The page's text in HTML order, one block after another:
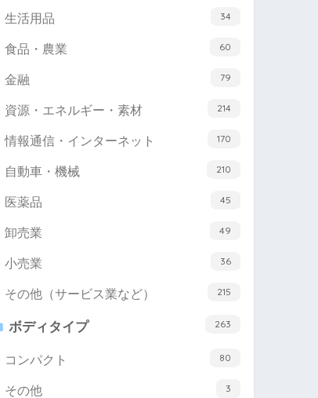
生活用品 34
食品・農業 60
金融 79
資源・エネルギー・素材 214
情報通信・インターネット 170
自動車・機械 210
医薬品 45
卸売業 49
小売業 36
その他（サービス業など） 215
ボディタイプ 263
コンパクト 80
その他 3